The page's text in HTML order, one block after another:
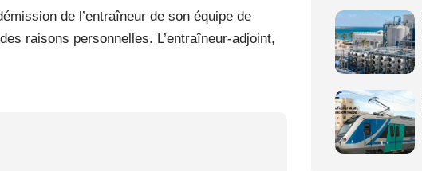
de l’entraîneur de son équipe de
raisons personnelles. L’entraîneur-adjoint,